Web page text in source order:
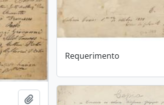
Requerimento
Adicionar a área de transferência